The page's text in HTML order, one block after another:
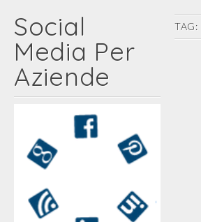
Social
Media Per
Aziende
TAG: